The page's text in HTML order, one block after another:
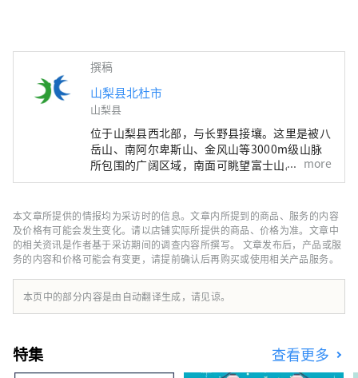
撰稿
山梨县北杜市
山梨县
位于山梨县西北部，与长野县接壤。这里是被八
岳山、南阿尔卑斯山、金风山等3000m级山脉
所包围的广阔区域，南面可眺望富士山。 距离
东京约2小时车程，距离富士山约1小时车程，
有许多游客前来。 它也被称为“名水之乡”，
其中三个地区被选为日本名水百选之一。这种丰
富的水作为天然水而广受好评，是日本矿泉水产
量最多的国家之一。 清澈的水也酿造清酒，您
可以享受美丽的自然风光和丰富的美食。
more
本文章所提供的情报均为采访时的信息。文章内所提到的商品、服务的内容
及价格有可能会发生变化。请以店铺实际所提供的商品、价格为准。文章中
的相关资讯是作者基于采访期间的调查内容所撰写。 文章发布后，产品或服
务的内容和价格可能会有变更，请提前确认后再购买或使用相关产品服务。
本页中的部分内容是由自动翻译生成，请见谅。
特集 查看更多